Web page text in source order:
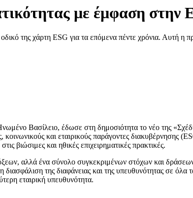
με έμφαση στην
της χάρτη ESG για τα επόμενα πέντε χρόνια. Αυτή η
Βασίλειο, έδωσε στη δημοσιότητα το νέο της
και εταιρικούς παράγοντες διακυβέρνησης
βιώσιμες και ηθικές επιχειρηματικές πρακτικές.
αλλά ένα σύνολο συγκεκριμένων στόχων και
της διαφάνειας και της υπευθυνότητας σε όλα
εταιρική υπευθυνότητα.